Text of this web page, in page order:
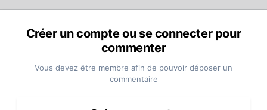
Créer un compte ou se connecter pour
commenter
Vous devez être membre afin de pouvoir déposer un
commentaire